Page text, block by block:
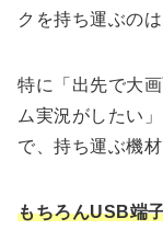
クを持ち運ぶの
特に「出先で大
ム実況がしたい
で、持ち運ぶ機
もちろんUSB端